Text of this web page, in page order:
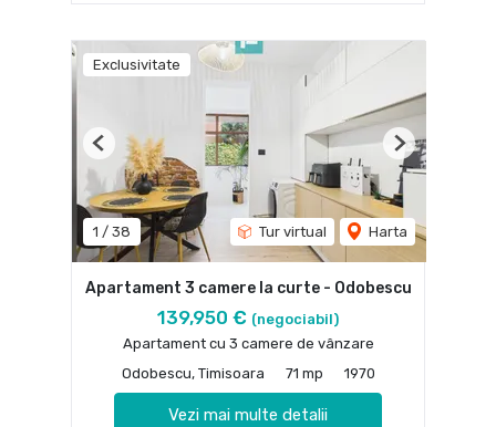
Exclusivitate
1 / 38 Tur virtual Harta
Previous Next
Apartament 3 camere la curte - Odobescu
139,950 € (negociabil)
Apartament cu 3 camere de vânzare
Odobescu, Timisoara
71 mp 1970
Vezi mai multe detalii